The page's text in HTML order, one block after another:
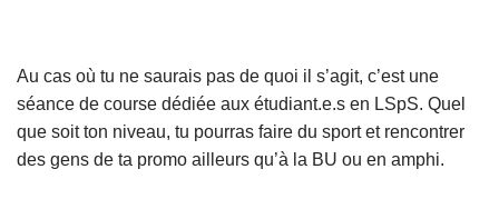
Au cas où tu ne saurais pas de quoi il s’agit, c’est une
séance de course dédiée aux étudiant.e.s en LSpS. Quel
que soit ton niveau, tu pourras faire du sport et rencontrer
des gens de ta promo ailleurs qu’à la BU ou en amphi.